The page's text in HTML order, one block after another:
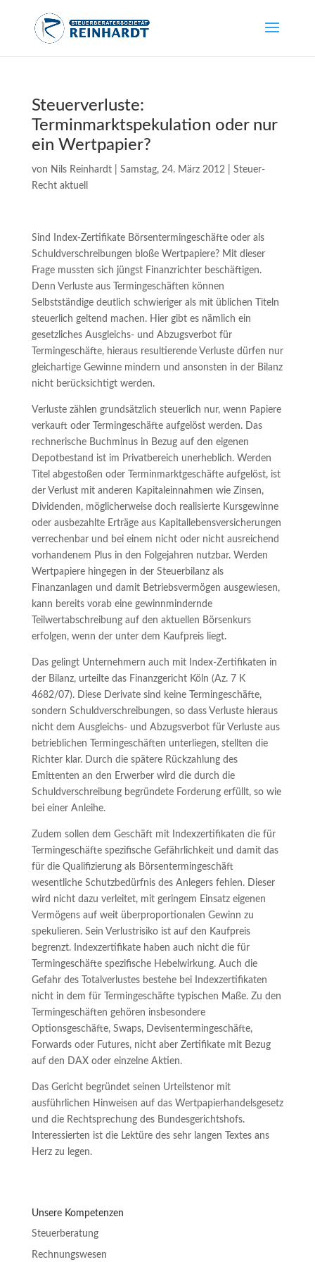
Steuerverluste:
Terminmarktspekulation oder nur
ein Wertpapier?
von Nils Reinhardt| Samstag, 24. März 2012| Steuer-
Recht aktuell
Sind Index-Zertifikate Börsentermingeschäfte oder als
Schuldverschreibungen bloße Wertpapiere? Mit dieser
Frage mussten sich jüngst Finanzrichter beschäftigen.
Denn Verluste aus Termingeschäften können
Selbstständige deutlich schwieriger als mit üblichen Titeln
steuerlich geltend machen. Hier gibt es nämlich ein
gesetzliches Ausgleichs- und Abzugsverbot für
Termingeschäfte, hieraus resultierende Verluste dürfen nur
gleichartige Gewinne mindern und ansonsten in der Bilanz
nicht berücksichtigt werden.
Verluste zählen grundsätzlich steuerlich nur, wenn Papiere
verkauft oder Termingeschäfte aufgelöst werden. Das
rechnerische Buchminus in Bezug auf den eigenen
Depotbestand ist im Privatbereich unerheblich. Werden
Titel abgestoßen oder Terminmarktgeschäfte aufgelöst, ist
der Verlust mit anderen Kapitaleinnahmen wie Zinsen,
Dividenden, möglicherweise doch realisierte Kursgewinne
oder ausbezahlte Erträge aus Kapitallebensversicherungen
verrechenbar und bei einem nicht oder nicht ausreichend
vorhandenem Plus in den Folgejahren nutzbar. Werden
Wertpapiere hingegen in der Steuerbilanz als
Finanzanlagen und damit Betriebsvermögen ausgewiesen,
kann bereits vorab eine gewinnmindernde
Teilwertabschreibung auf den aktuellen Börsenkurs
erfolgen, wenn der unter dem Kaufpreis liegt.
Das gelingt Unternehmern auch mit Index-Zertifikaten in
der Bilanz, urteilte das Finanzgericht Köln (Az. 7 K
4682/07). Diese Derivate sind keine Termingeschäfte,
sondern Schuldverschreibungen, so dass Verluste hieraus
nicht dem Ausgleichs- und Abzugsverbot für Verluste aus
betrieblichen Termingeschäften unterliegen, stellten die
Richter klar. Durch die spätere Rückzahlung des
Emittenten an den Erwerber wird die durch die
Schuldverschreibung begründete Forderung erfüllt, so wie
bei einer Anleihe.
Zudem sollen dem Geschäft mit Indexzertifikaten die für
Termingeschäfte spezifische Gefährlichkeit und damit das
für die Qualifizierung als Börsentermingeschäft
wesentliche Schutzbedürfnis des Anlegers fehlen. Dieser
wird nicht dazu verleitet, mit geringem Einsatz eigenen
Vermögens auf weit überproportionalen Gewinn zu
spekulieren. Sein Verlustrisiko ist auf den Kaufpreis
begrenzt. Indexzertifikate haben auch nicht die für
Termingeschäfte spezifische Hebelwirkung. Auch die
Gefahr des Totalverlustes bestehe bei Indexzertifikaten
nicht in dem für Termingeschäfte typischen Maße. Zu den
Termingeschäften gehören insbesondere
Optionsgeschäfte, Swaps, Devisentermingeschäfte,
Forwards oder Futures, nicht aber Zertifikate mit Bezug
auf den DAX oder einzelne Aktien.
Das Gericht begründet seinen Urteilstenor mit
ausführlichen Hinweisen auf das Wertpapierhandelsgesetz
und die Rechtsprechung des Bundesgerichtshofs.
Interessierten ist die Lektüre des sehr langen Textes ans
Herz zu legen.
Unsere Kompetenzen
Steuerberatung
Rechnungswesen